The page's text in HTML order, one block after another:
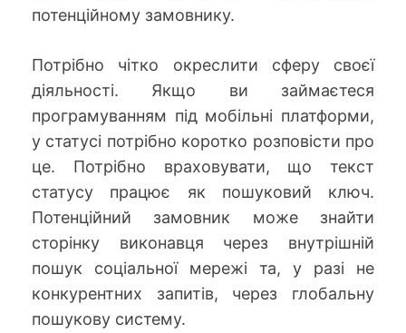
потенційному замовнику.
Потрібно чітко окреслити сферу своєї
діяльності. Якщо ви займаєтеся
програмуванням під мобільні платформи,
у статусі потрібно коротко розповісти про
це. Потрібно враховувати, що текст
статусу працює як пошуковий ключ.
Потенційний замовник може знайти
сторінку виконавця через внутрішній
пошук соціальної мережі та, у разі не
конкурентних запитів, через глобальну
пошукову систему.